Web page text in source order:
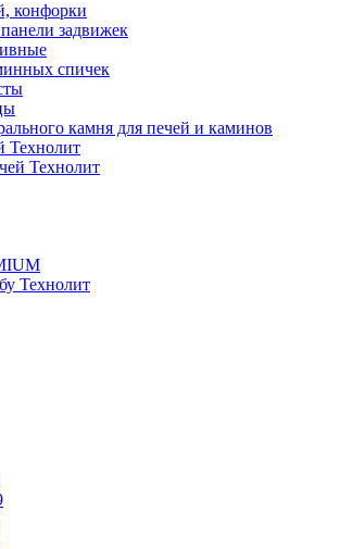
конфорки
задвижек
спичек
камня для печей и каминов
Технолит
Технолит
Технолит